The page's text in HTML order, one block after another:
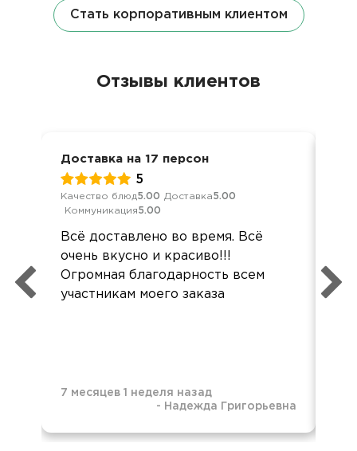
Стать корпоративным клиентом
Отзывы клиентов
Доставка на 17 персон
5
Качество блюд5.00 Доставка5.00
Коммуникация5.00
Всё доставлено во время. Всё
очень вкусно и красиво!!!
Огромная благодарность всем
участникам моего заказа
7 месяцев 1 неделя назад
- Надежда Григорьевна